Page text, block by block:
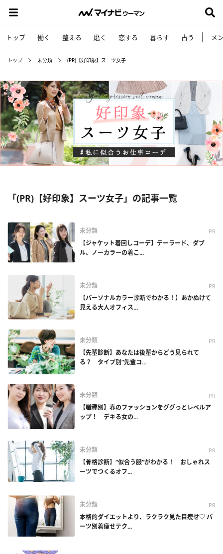
トップ 働く 整える 磨く 恋する 暮らす 占う メ
トップ 未分類 (PR)【好印象】スーツ女子
「(PR)【好印象】スーツ女子」の記事一覧
未分類 PR
【ジャケット着回しコーデ】テーラード、ダブ
ル、ノーカラーの着こ...
未分類 PR
【パーソナルカラー診断でわかる！】あかぬけて
見える大人オフィス...
未分類 PR
【先輩診断】あなたは後輩からどう見られて
る？ タイプ別“先輩コ...
未分類 PR
【職種別】春のファッションをググっとレベルア
ップ！ デキる女の...
未分類 PR
【骨格診断】“似合う服”がわかる！ おしゃれス
ーツでつくるオフ...
未分類 PR
本格的ダイエットより、ラクラク見た目痩せ♡ パ
ーツ別着痩せテク...